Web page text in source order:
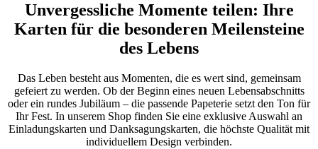
Unvergessliche Momente teilen: Ihre
Karten für die besonderen Meilensteine
des Lebens
Das Leben besteht aus Momenten, die es wert sind, gemeinsam
gefeiert zu werden. Ob der Beginn eines neuen Lebensabschnitts
oder ein rundes Jubiläum – die passende Papeterie setzt den Ton für
Ihr Fest. In unserem Shop finden Sie eine exklusive Auswahl an
Einladungskarten und Danksagungskarten, die höchste Qualität mit
individuellem Design verbinden.